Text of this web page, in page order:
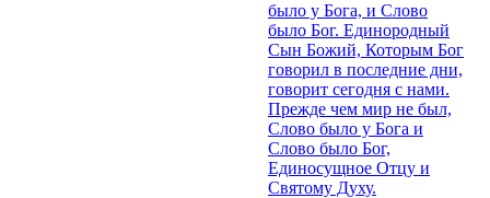
было у Бога, и Слово
было Бог. Единородный
Сын Божий, Которым Бог
говорил в последние дни,
говорит сегодня с нами.
Прежде чем мир не был,
Слово было у Бога и
Слово было Бог,
Единосущное Отцу и
Святому Духу.